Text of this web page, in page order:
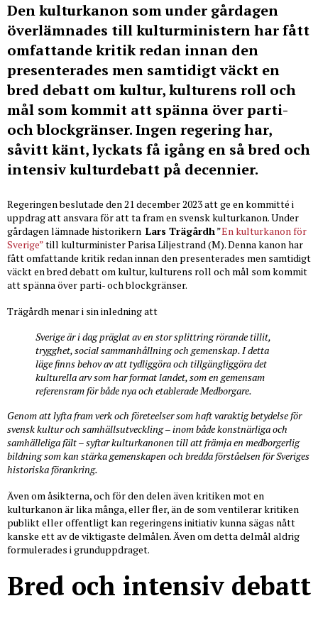
Den kulturkanon som under gårdagen
överlämnades till kulturministern har fått
omfattande kritik redan innan den
presenterades men samtidigt väckt en
bred debatt om kultur, kulturens roll och
mål som kommit att spänna över parti-
och blockgränser. Ingen regering har,
såvitt känt, lyckats få igång en så bred och
intensiv kulturdebatt på decennier.
Regeringen beslutade den 21 december 2023 att ge en kommitté i
uppdrag att ansvara för att ta fram en svensk kulturkanon. Under
gårdagen lämnade historikern Lars Trägårdh”En kulturkanon för
Sverige”till kulturminister Parisa Liljestrand (M). Denna kanon har
fått omfattande kritik redan innan den presenterades men samtidigt
väckt en bred debatt om kultur, kulturens roll och mål som kommit
att spänna över parti- och blockgränser.
Trägårdh menar i sin inledning att
Sverige är i dag präglat av en stor splittring rörande tillit,
trygghet, social sammanhållning och gemenskap. I detta
läge finns behov av att tydliggöra och tillgängliggöra det
kulturella arv som har format landet, som en gemensam
referensram för både nya och etablerade Medborgare.
Genom att lyfta fram verk och företeelser som haft varaktig betydelse för
svensk kultur och samhällsutveckling – inom både konstnärliga och
samhälleliga fält – syftar kulturkanonen till att främja en medborgerlig
bildning som kan stärka gemenskapen och bredda förståelsen för Sveriges
historiska förankring.
Även om åsikterna, och för den delen även kritiken mot en
kulturkanon är lika många, eller fler, än de som ventilerar kritiken
publikt eller offentligt kan regeringens initiativ kunna sägas nått
kanske ett av de viktigaste delmålen. Även om detta delmål aldrig
formulerades i grunduppdraget.
Bred och intensiv debatt